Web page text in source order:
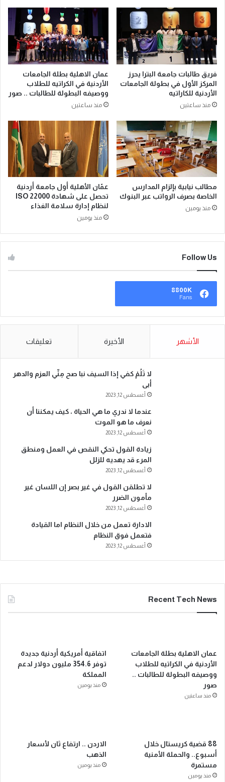
فريق طالبات جامعة البترا يحرز
المركز الأول في بطولة الجامعات
الأردنية للكاراتيه
منذ ساعتين
عمان الاهلية بطلة الجامعات
الأردنية في الكراتيه للطلاب
ووصيفه البطولة للطالبات .. صور
منذ ساعتين
مطالب نيابية بإلزام المدارس
الخاصة بصرف الرواتب عبر البنوك
منذ يومين
عمّان الأهلية أول جامعة أردنية
تحصل على شهادة ISO 22000
لنظام إدارة سلامة الغذاء
منذ يومين
Follow Us
8800K
Fans
الأشهر الأخيرة تعليقات
لا تَلُمْ كفي إذا السيف نبا صح مِنِّي العزم والدهر
أبى
أغسطس 12, 2023
عندما لا ندري ما هي الحياة ، كيف يمكننا أن
نعرف ما هو الموت
أغسطس 12, 2023
زيادة القول تحكي النقص في العمل ومنطق
المرء قد يهديه للزلل
أغسطس 12, 2023
لا تطلقن القول في غير بصر إن اللسان غير
مأمون الضرر
أغسطس 12, 2023
الادارة تعمل من خلال النظام اما القيادة
فتعمل فوق النظام
أغسطس 12, 2023
Recent Tech News
عمان الاهلية بطلة الجامعات
الأردنية في الكراتيه للطلاب
ووصيفه البطولة للطالبات ..
صور
منذ ساعتين
اتفاقية أمريكية أردنية جديدة
توفر 354.6 مليون دولار لدعم
المملكة
منذ يومين
88 قضية كريستال خلال
أسبوع.. والحملة الأمنية
مستمرة
منذ يومين
الاردن .. ارتفاع ثان لأسعار
الذهب
منذ يومين